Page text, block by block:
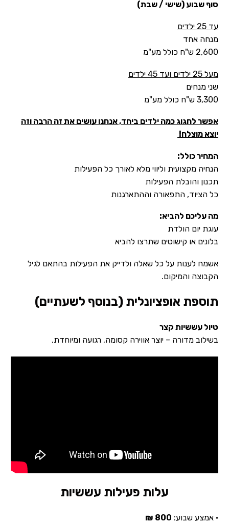
סוף שבוע (שישי / שבת)
עד 25 ילדים
מנחה אחד
2,600 ש"ח כולל מע"מ
מעל 25 ילדים ועד 45 ילדים
שני מנחים
3,300 ש"ח כולל מע"מ
אפשר לחגוג כמה ילדים ביחד, אנחנו עושים את זה הרבה וזה
יוצא מוצלח!
המחיר כולל:
הנחיה מקצועית וליווי מלא לאורך כל הפעילות
תכנון והובלת הפעילות
כל הציוד, התפאורה וההתארגנות
מה עליכם להביא:
עוגת יום הולדת
בלונים או קישוטים שתרצו להביא
אשמח לענות על כל שאלה ולדייק את הפעילות בהתאם לגיל
הקבוצה והמיקום.
תוספת אופציונלית (בנוסף לשעתיים)
טיול עששיות קצר
בשילוב מדורה – יוצר אווירה קסומה, רגועה ומיוחדת.
עלות פעילות עששיות
• אמצע שבוע: 800 ₪